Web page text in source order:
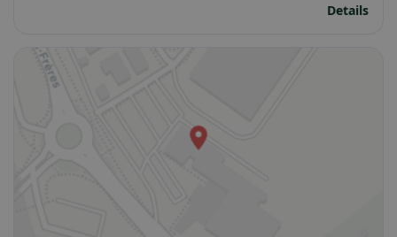
Details